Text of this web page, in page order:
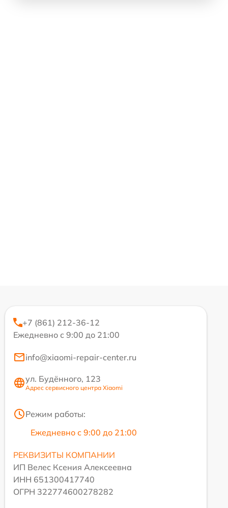
+7 (861) 212-36-12
Ежедневно с 9:00 до 21:00
info@xiaomi-repair-center.ru
ул. Будённого, 123
Адрес сервисного центра Xiaomi
Режим работы:
Ежедневно с 9:00 до 21:00
РЕКВИЗИТЫ КОМПАНИИ
ИП Велес Ксения Алексеевна
ИНН 651300417740
ОГРН 322774600278282